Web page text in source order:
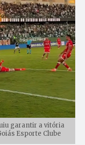
garantir a vitória
Esporte Clube